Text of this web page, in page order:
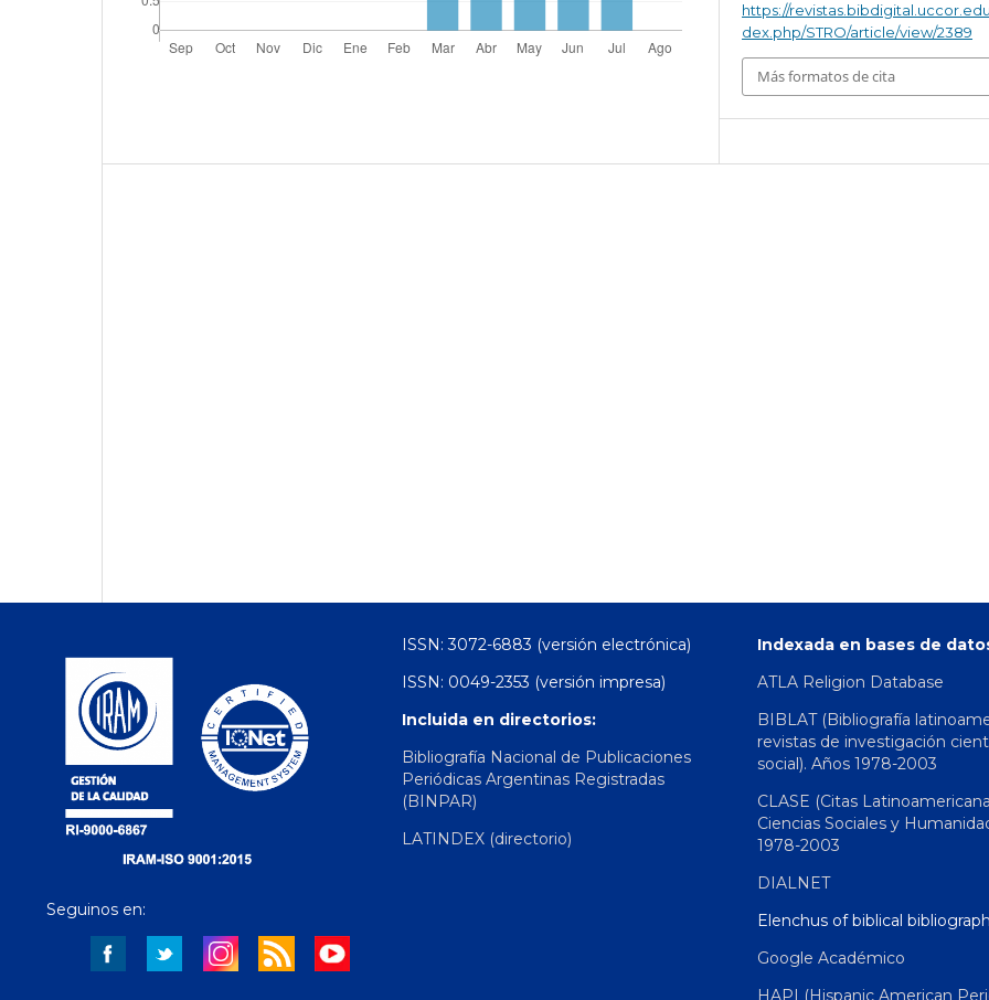
https://
dex.php/STRO/article/view/2389
Más formatos de cita
Seguinos en:
ISSN: 3072-6883 (versión electrónica)
ISSN: 0049-2353 (versión impresa)
Incluida en directorios:
Bibliografía Nacional de Publicaciones
Periódicas Argentinas Registradas
(BINPAR)
LATINDEX (directorio)
Indexada en bases de
ATLA Religion Database
BIBLAT (Bibliografía
revistas de investigación
social). Años 1978-2003
CLASE (Citas
Ciencias Sociales y
1978-2003
DIALNET
Elenchus of biblical
Google Académico
HAPI (Hispanic American